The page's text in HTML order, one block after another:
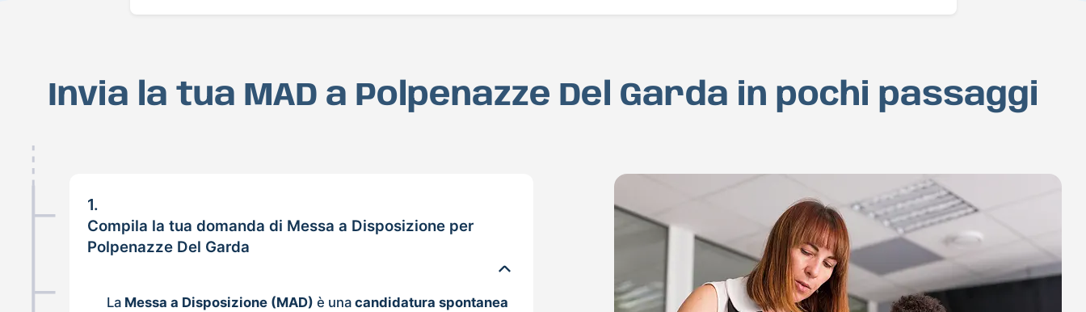
Invia la tua MAD a Polpenazze Del Garda in pochi passaggi
1.
Compila la tua domanda di Messa a Disposizione per
Polpenazze Del Garda
La Messa a Disposizione (MAD) è unacandidatura spontanea